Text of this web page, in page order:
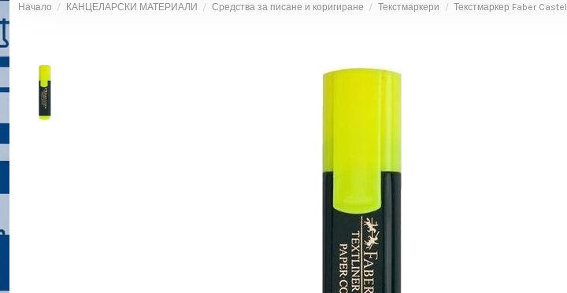
Начало КАНЦЕЛАРСКИ МАТЕРИАЛИ Средства за писане и коригиране Текстмаркери Текстмаркер Faber